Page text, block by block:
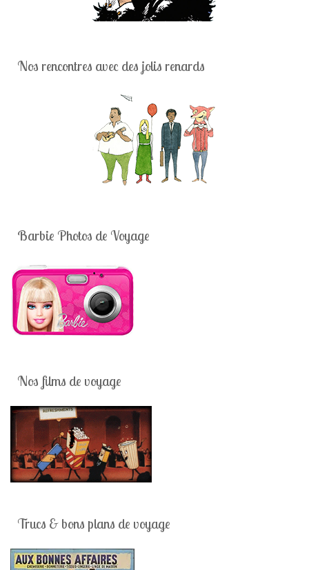
Nos rencontres avec des jolis renards
Barbie Photos de Voyage
Nos films de voyage
Trucs & bons plans de voyage